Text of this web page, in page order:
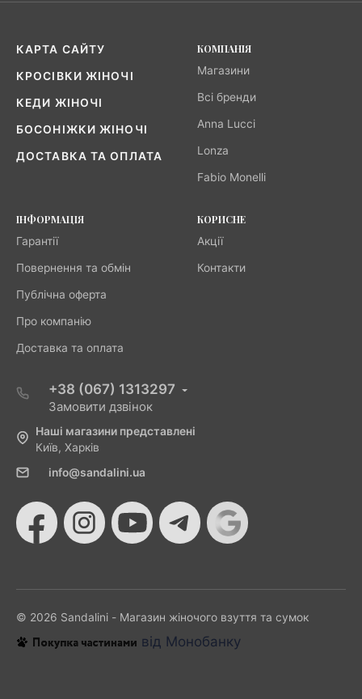
КАРТА САЙТУ
КРОСІВКИ ЖІНОЧІ
КЕДИ ЖІНОЧІ
БОСОНІЖКИ ЖІНОЧІ
ДОСТАВКА ТА ОПЛАТА
КОМПАНІЯ
Магазини
Всі бренди
Anna Lucci
Lonza
Fabio Monelli
ІНФОРМАЦІЯ
Гарантії
Повернення та обмін
Публічна оферта
Про компанію
Доставка та оплата
КОРИСНЕ
Акції
Контакти
+38 (067) 1313297
Замовити дзвінок
Наші магазини представлені
Київ, Харків
info@sandalini.ua
© 2026 Sandalini - Магазин жіночого взуття та сумок
від Монобанку